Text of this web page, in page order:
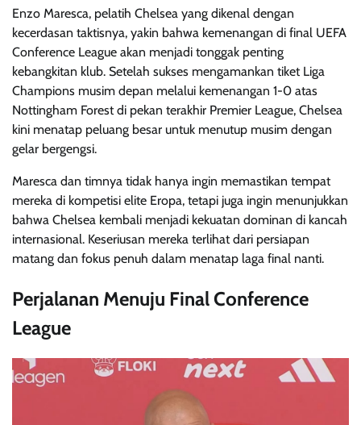
Enzo Maresca, pelatih Chelsea yang dikenal dengan
kecerdasan taktisnya, yakin bahwa kemenangan di final UEFA
Conference League akan menjadi tonggak penting
kebangkitan klub. Setelah sukses mengamankan tiket Liga
Champions musim depan melalui kemenangan 1-0 atas
Nottingham Forest di pekan terakhir Premier League, Chelsea
kini menatap peluang besar untuk menutup musim dengan
gelar bergengsi.
Maresca dan timnya tidak hanya ingin memastikan tempat
mereka di kompetisi elite Eropa, tetapi juga ingin menunjukkan
bahwa Chelsea kembali menjadi kekuatan dominan di kancah
internasional. Keseriusan mereka terlihat dari persiapan
matang dan fokus penuh dalam menatap laga final nanti.
Perjalanan Menuju Final Conference
League